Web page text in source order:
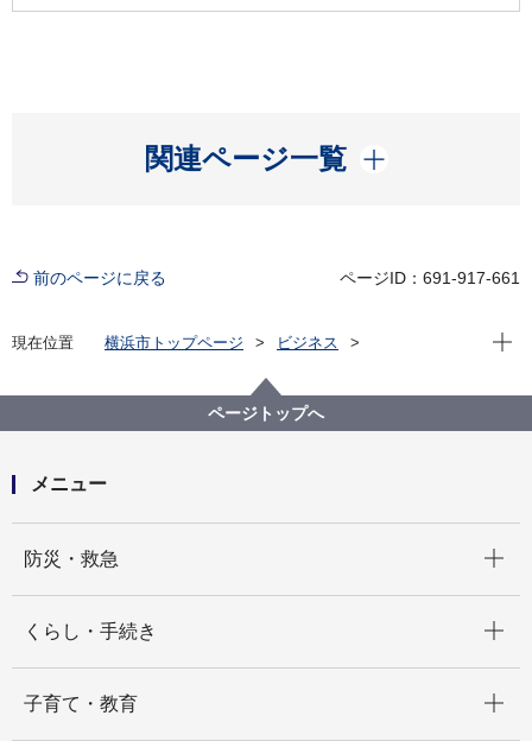
関連ページ一覧
開く
前のページに戻る ページID：691-917-661
現在位置 横浜市トップページ
ビジネス
平成３０年４月 市場月報
現在
ページトップへ
メニュー
防災・救急
くらし・手続き
子育て・教育